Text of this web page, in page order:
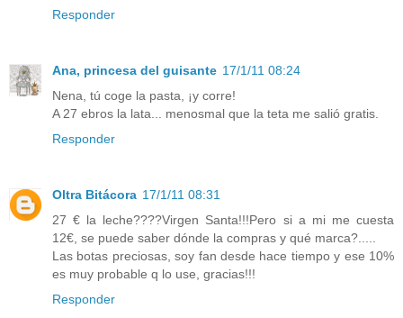
Responder
Ana, princesa del guisante 17/1/11 08:24
Nena, tú coge la pasta, ¡y corre!
A 27 ebros la lata... menosmal que la teta me salió gratis.
Responder
Oltra Bitácora 17/1/11 08:31
27 € la leche????Virgen Santa!!!Pero si a mi me cuesta
12€, se puede saber dónde la compras y qué marca?.....
Las botas preciosas, soy fan desde hace tiempo y ese 10%
es muy probable q lo use, gracias!!!
Responder